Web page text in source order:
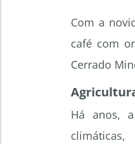
Com a
café com
Cerrado
Há anos,
climáticas,